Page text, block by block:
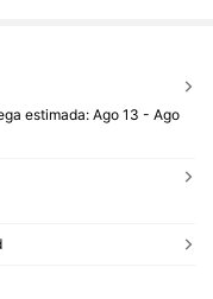
estimada:Ago 13 - Ago